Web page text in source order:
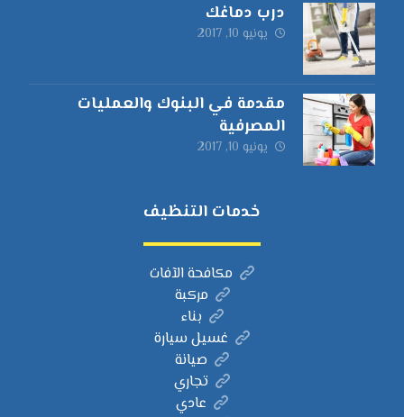
درب دماغك
يونيو 10, 2017
مقدمة في البنوك والعمليات
المصرفية
يونيو 10, 2017
خدمات التنظيف
مكافحة الآفات
مركبة
بناء
غسيل سيارة
صيانة
تجاري
عادي